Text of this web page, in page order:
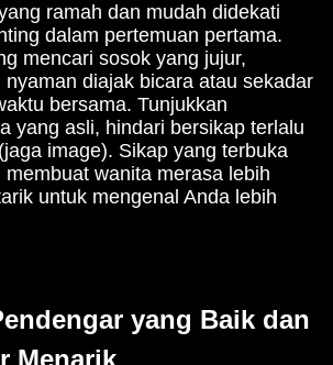
ramah dan mudah didekati
dalam pertemuan pertama.
mencari sosok yang jujur,
nyaman diajak bicara atau sekadar
bersama. Tunjukkan
yang asli, hindari bersikap terlalu
image). Sikap yang terbuka
wanita merasa lebih
untuk mengenal Anda lebih
yang Baik dan